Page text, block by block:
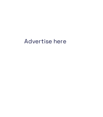
Advertise here